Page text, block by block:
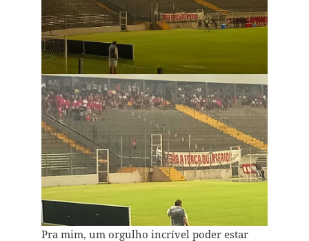
Pra mim, um orgulho incrível poder estar